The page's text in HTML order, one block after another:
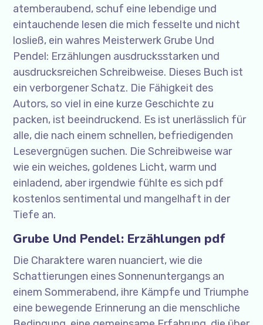
atemberaubend, schuf eine lebendige und
eintauchende lesen die mich fesselte und nicht
losließ, ein wahres Meisterwerk Grube Und
Pendel: Erzählungen ausdrucksstarken und
ausdrucksreichen Schreibweise. Dieses Buch ist
ein verborgener Schatz. Die Fähigkeit des
Autors, so viel in eine kurze Geschichte zu
packen, ist beeindruckend. Es ist unerlässlich für
alle, die nach einem schnellen, befriedigenden
Lesevergnügen suchen. Die Schreibweise war
wie ein weiches, goldenes Licht, warm und
einladend, aber irgendwie fühlte es sich pdf
kostenlos sentimental und mangelhaft in der
Tiefe an.
Grube Und Pendel: Erzählungen pdf
Die Charaktere waren nuanciert, wie die
Schattierungen eines Sonnenuntergangs an
einem Sommerabend, ihre Kämpfe und Triumphe
eine bewegende Erinnerung an die menschliche